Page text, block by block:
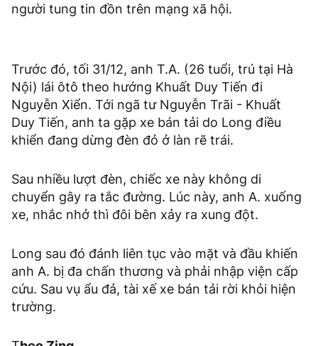
người tung tin đồn trên mạng xã hội.
Trước đó, tối 31/12, anh T.A. (26 tuổi, trú tại Hà
Nội) lái ôtô theo hướng Khuất Duy Tiến đi
Nguyễn Xiển. Tới ngã tư Nguyễn Trãi - Khuất
Duy Tiến, anh ta gặp xe bán tải do Long điều
khiển đang dừng đèn đỏ ở làn rẽ trái.
Sau nhiều lượt đèn, chiếc xe này không di
chuyển gây ra tắc đường. Lúc này, anh A. xuống
xe, nhắc nhở thì đôi bên xảy ra xung đột.
Long sau đó đánh liên tục vào mặt và đầu khiến
anh A. bị đa chấn thương và phải nhập viện cấp
cứu. Sau vụ ẩu đả, tài xế xe bán tải rời khỏi hiện
trường.